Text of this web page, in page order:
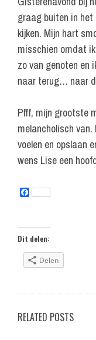
graag buiten in het
kijken. Mijn hart
misschien omdat
zo van genoten en
naar terug… naar
Pfff, mijn grootste
melancholisch
voelen en opslaan
wens Lise een
F
b
o
k
Dit delen:
Delen
RELATED POSTS